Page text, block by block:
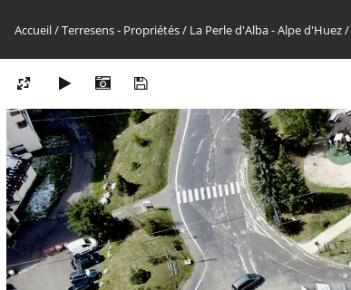
Accueil/Terresens - Propriétés/ La Perle d'Alba - Alpe d'Huez/